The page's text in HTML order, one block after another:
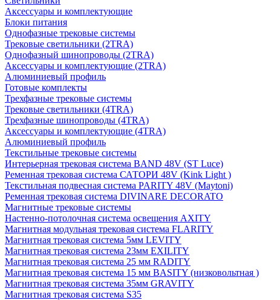
Аксессуары и комплектующие
Блоки питания
Однофазные трековые системы
Трековые светильники (2TRA)
Однофазный шинопроводы (2TRA)
Аксессуары и комплектующие (2TRA)
Алюминиевый профиль
Готовые комплекты
Трехфазные трековые системы
Трековые светильники (4TRA)
Трехфазные шинопроводы (4TRA)
Аксессуары и комплектующие (4TRA)
Алюминиевый профиль
Текстильные трековые системы
Интерьерная трековая система BAND 48V (ST Luce)
Ременная трековая система САТОРИ 48V (Kink Light )
Текстильная подвесная система PARITY 48V (Maytoni)
Ременная трековая система DIVINARE DECORATO
Магнитные трековые системы
Настенно-потолочная система освещения AXITY
Магнитная модульная трековая система FLARITY
Магнитная трековая система 5мм LEVITY
Магнитная трековая система 23мм EXILITY
Магнитная трековая система 25 мм RADITY
Магнитная трековая система 15 мм BASITY (низковольтная )
Магнитная трековая система 35мм GRAVITY
Магнитная трековая система S35